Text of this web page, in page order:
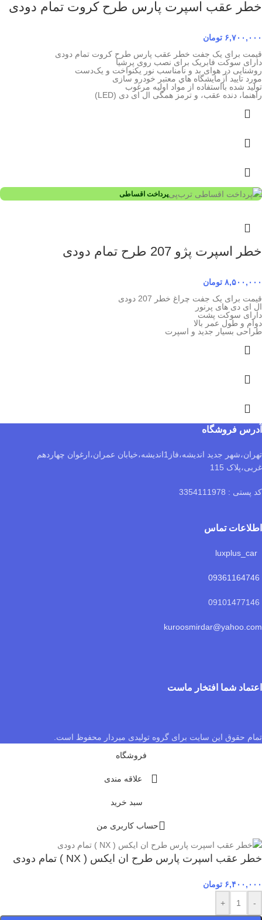
خطر عقب اسپرت پارس طرح کروت تمام دودی
۶,۷۰۰,۰۰۰ تومان
قیمت برای یک جفت خطر عقب پارس طرح کروت تمام دودی
دارای سوکت فابریک برای نصب روی پرشیا
روشنایی در هوای بد و نامناسب نور یکنواخت و یک‌دست
مورد تاييد آزمايشگاه هاي معتبر خودرو سازی
توليد شده بااستفاده از مواد اوليه مرغوب
راهنما، دنده عقب، و ترمز همگی ال ای دی (LED)
پرداخت اقساطی
خطر اسپرت پژو 207 طرح تمام دودی
۸,۵۰۰,۰۰۰ تومان
قیمت برای یک جفت چراغ خطر 207 دودی
ال ای دی های پرنور
دارای سوکت پشت
دوام و طول عمر بالا
طراحی بسیار جدید و اسپرت
آدرس فروشگاه
تهران،شهر جدید اندیشه،فاز1اندیشه،خیابان عمران،ارغوان چهاردهم
غربی،پلاک 115
کد پستی : 3354111978
اطلاعات تماس
09361164746
kuroosmirdar@yahoo.com
اعتماد شما افتخار ماست
تمام حقوق این سایت برای گروه تولیدی میردار محفوظ است.
فروشگاه
علاقه مندی
سبد خرید
حساب کاربری من
خطر عقب اسپرت پارس طرح ان ایکس ( NX ) تمام دودی
۶,۴۰۰,۰۰۰ تومان
-
+